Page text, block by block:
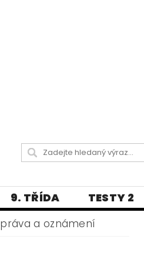
9. TŘÍDA TESTY 2
a oznámení